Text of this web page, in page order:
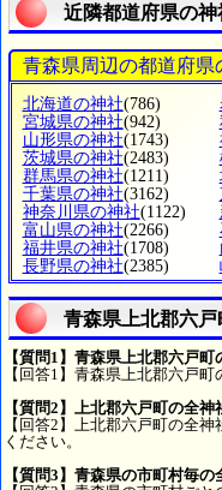
近隣都道府県の神
青森県周辺の都道府県
北海道の神社(786)
宮城県の神社(942)
山形県の神社(1743)
茨城県の神社(2483)
群馬県の神社(1211)
千葉県の神社(3162)
神奈川県の神社(1122)
富山県の神社(2266)
福井県の神社(1708)
長野県の神社(2385)
青森県上北郡六
【質問1】青森県上北郡六戸
【回答1】青森県上北郡六戸
【質問2】上北郡六戸町の全
【回答2】上北郡六戸町の全神
ください。
【質問3】青森県の市町村毎